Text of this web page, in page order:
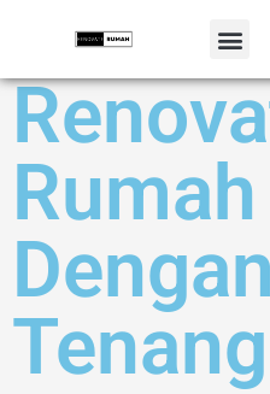
Dengan
Tenang